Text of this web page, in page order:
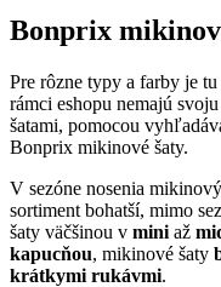
Bonprix
Pre rôzne typy a farby je tu
rámci eshopu nemajú
šatami, pomocou
Bonprix mikinové šaty.
V sezóne nosenia
sortiment bohatší, mimo
šaty väčšinou v mini až
kapucňou, mikinové šaty
krátkymi rukávmi.